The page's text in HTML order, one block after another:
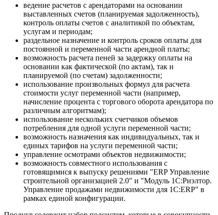
ведение расчетов с арендаторами на основании
выставленных счетов (планируемая задолженность),
контроль оплаты счетов с аналитикой по объектам,
услугам и периодам;
раздельное назначение и контроль сроков оплаты для
постоянной и переменной части арендной платы;
возможность расчета пеней за задержку оплаты на
основании как фактической (по актам), так и
планируемой (по счетам) задолженности;
использование произвольных формул для расчета
стоимости услуг переменной части (например,
начисление процента с торгового оборота арендатора по
различным алгоритмам);
использование нескольких счетчиков объемов
потребления для одной услуги переменной части;
возможность назначения как индивидуальных, так и
единых тарифов на услуги переменной части;
управление осмотрами объектов недвижимости;
возможность совместного использования с
готовящимися к выпуску решениями "ERP Управление
строительной организацией 2.0" и "Модуль 1С:Риэлтор.
Управление продажами недвижимости для 1С:ERP" в
рамках единой конфигурации.